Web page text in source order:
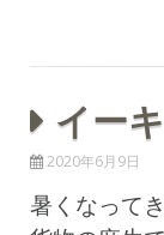
イー
2020年6月9日
暑くなって